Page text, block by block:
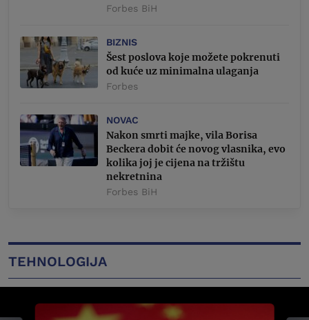
Forbes BiH
BIZNIS
Šest poslova koje možete pokrenuti
od kuće uz minimalna ulaganja
Forbes
NOVAC
Nakon smrti majke, vila Borisa
Beckera dobit će novog vlasnika, evo
kolika joj je cijena na tržištu
nekretnina
Forbes BiH
TEHNOLOGIJA